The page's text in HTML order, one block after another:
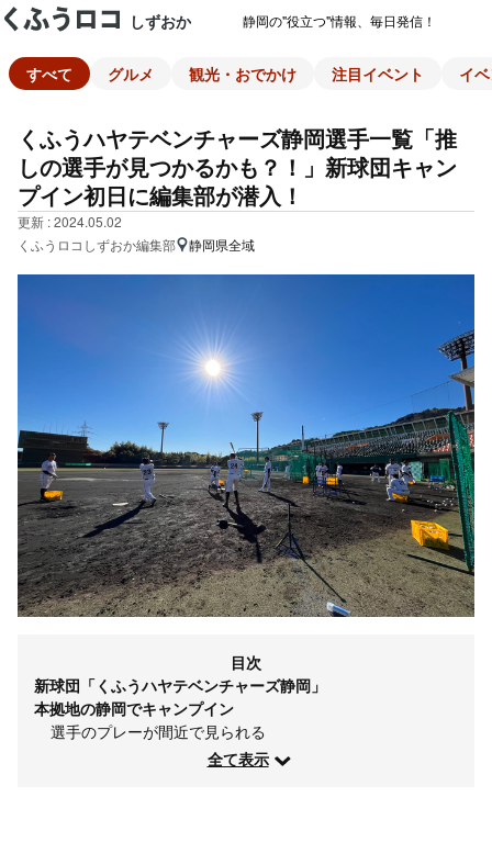
しずおか 静岡の"役立つ"情報、毎日発信！
すべて グルメ 観光・おでかけ 注目イベント イ
くふうハヤテベンチャーズ静岡選手一覧「推
しの選手が見つかるかも？！」新球団キャン
プイン初日に編集部が潜入！
更新 : 2024.05.02
くふうロコしずおか編集部
静岡県全域
目次
新球団「くふうハヤテベンチャーズ静岡」
本拠地の静岡でキャンプイン
選手のプレーが間近で見られる
全て表示